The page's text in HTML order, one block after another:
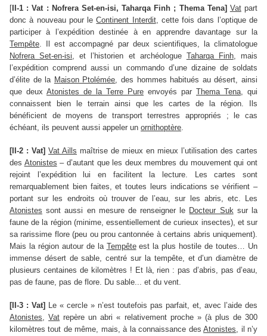
[ II-1 : Vat : Nofrera Set-en-isi, Taharqa Finh ; Thema Tena] Vatpart
donc à nouveau pour leContinent Interdit, cette fois dans l’optique de
participer à l’expédition destinée à en apprendre davantage sur la
Tempête. Il est accompagné par deux scientifiques, la climatologue
Nofrera Set-en-isi, et l’historien et archéologue Taharqa Finh, mais
l’expédition comprend aussi un commando d’une dizaine de soldats
d’élite de la Maison Ptolémée, des hommes habitués au désert, ainsi
que deux Atonistes de la Terre Pure envoyés par Thema Tena, qui
connaissent bien le terrain ainsi que les cartes de la région. Ils
bénéficient de moyens de transport terrestres appropriés ; le cas
échéant, ils peuvent aussi appeler un ornithoptère.
[II-2 : Vat] Vat Aills maîtrise de mieux en mieux l’utilisation des cartes
des Atonistes – d’autant que les deux membres du mouvement qui ont
rejoint l’expédition lui en facilitent la lecture. Les cartes sont
remarquablement bien faites, et toutes leurs indications se vérifient –
portant sur les endroits où trouver de l’eau, sur les abris, etc. Les
Atonistes sont aussi en mesure de renseigner le Docteur Suksur la
faune de la région (minime, essentiellement de curieux insectes), et sur
sa rarissime flore (peu ou prou cantonnée à certains abris uniquement).
Mais la région autour de la Tempêteest la plus hostile de toutes… Un
immense désert de sable, centré sur la tempête, et d’un diamètre de
plusieurs centaines de kilomètres ! Et là, rien : pas d’abris, pas d’eau,
pas de faune, pas de flore. Du sable... et du vent.
[II-3 : Vat] Le « cercle » n’est toutefois pas parfait, et, avec l’aide des
Atonistes,Vat repère un abri « relativement proche » (à plus de 300
kilomètres tout de même, mais, à la connaissance desAtonistes, il n’y